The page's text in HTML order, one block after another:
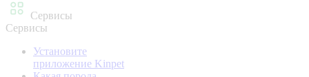
Сервисы
Сервисы
Установите
приложение Kinpet